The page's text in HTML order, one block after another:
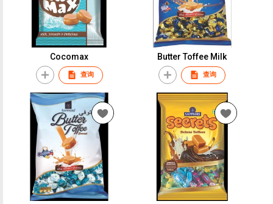
Cocomax
查询
Butter Toffee Milk
查询